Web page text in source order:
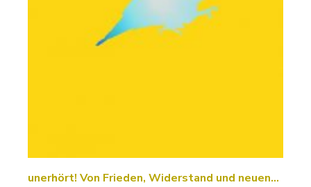
unerhört! Von Frieden, Widerstand und neuen…